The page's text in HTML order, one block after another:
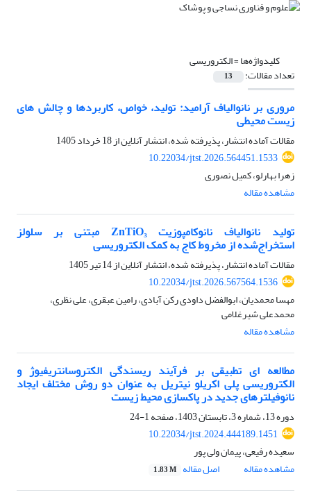
کلیدواژه‌ها =الکتروریسی
تعداد مقالات: 13
مروری بر نانوالیاف آرامید: تولید، خواص، کاربردها و چالش های
زیست محیطی
مقالات آماده انتشار، پذیرفته شده، انتشار آنلاین از18 خرداد 1405
10.22034/jtst.2026.564451.1533
زهرا بهارلو، کمیل نصوری
مشاهده مقاله
تولید نانوالیاف نانوکامپوزیت ZnTiO₃ مبتنی بر سلولز
استخراج‌شده از مخروط کاج به کمک الکتروریسی
مقالات آماده انتشار، پذیرفته شده، انتشار آنلاین از14 تیر 1405
10.22034/jtst.2026.567564.1536
مهسا محمدیان، ابوالفضل داودی رکن آبادی، رامین عبقری، علی نظری،
محمدعلی شیرغلامی
مشاهده مقاله
مطالعه ای تطبیقی بر فرآیند ریسندگی الکتروسانتریفیوژ و
الکتروریسی پلی اکریلو نیتریل به عنوان دو روش مختلف ایجاد
نانوفیلترهای جدید در پاکسازی محیط زیست
دوره 13، شماره 3، تابستان 1403، صفحه
1-24
10.22034/jtst.2024.444189.1451
سعیده رفیعی، پیمان ولی پور
مشاهده مقاله
اصل مقاله 1.83 M